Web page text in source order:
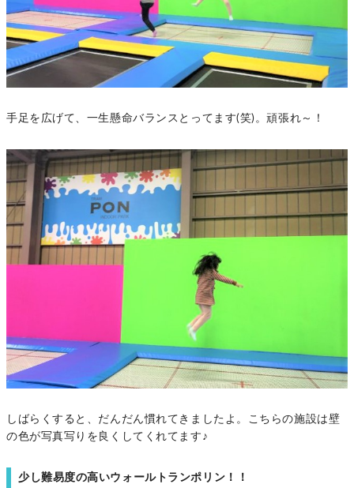
手足を広げて、一生懸命バランスとってます(笑)。頑張れ～！
しばらくすると、だんだん慣れてきましたよ。こちらの施設は壁
の色が写真写りを良くしてくれてます♪
少し難易度の高いウォールトランポリン！！